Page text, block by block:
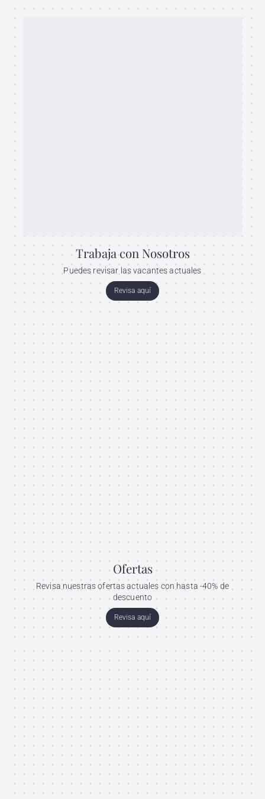
Trabaja con Nosotros
Puedes revisar las vacantes actuales
Revisa aquí
Ofertas
Revisa nuestras ofertas actuales con hasta -40% de
descuento
Revisa aquí